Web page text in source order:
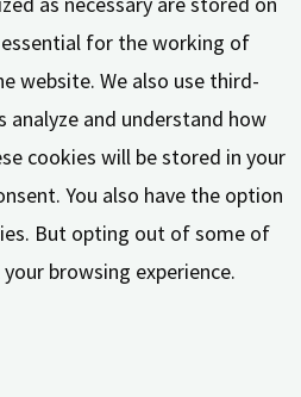
for the working of
website. We also use third-
analyze and understand how
cookies will be stored in your
You also have the option
But opting out of some of
browsing experience.